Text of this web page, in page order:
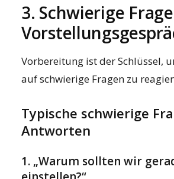
3. Schwierige
Vorbereitung ist der Schlüssel,
auf schwierige Fragen zu
Typische schwierige
Antworten
1. „Warum sollten wir